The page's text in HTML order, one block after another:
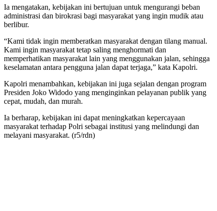
Ia mengatakan, kebijakan ini bertujuan untuk mengurangi beban
administrasi dan birokrasi bagi masyarakat yang ingin mudik atau
berlibur.
“Kami tidak ingin memberatkan masyarakat dengan tilang manual.
Kami ingin masyarakat tetap saling menghormati dan
memperhatikan masyarakat lain yang menggunakan jalan, sehingga
keselamatan antara pengguna jalan dapat terjaga,” kata Kapolri.
Kapolri menambahkan, kebijakan ini juga sejalan dengan program
Presiden Joko Widodo yang menginginkan pelayanan publik yang
cepat, mudah, dan murah.
Ia berharap, kebijakan ini dapat meningkatkan kepercayaan
masyarakat terhadap Polri sebagai institusi yang melindungi dan
melayani masyarakat. (r5/rdn)